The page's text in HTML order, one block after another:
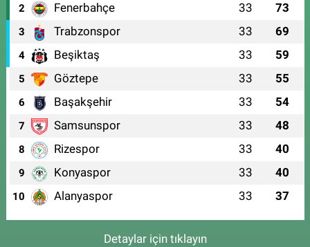
2 Fenerbahçe 33 73
3 Trabzonspor 33 69
4 Beşiktaş 33 59
5 Göztepe 33 55
6 Başakşehir 33 54
7 Samsunspor 33 48
8 Rizespor 33 40
9 Konyaspor 33 40
10 Alanyaspor 33 37
Detaylar için tıklayın